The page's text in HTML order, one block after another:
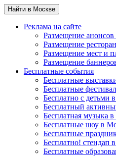
Найти в Москве
Реклама на сайте
Размещение
Размещение
Размещение мест и
Размещение
Бесплатные события
Бесплатные
Бесплатные
Бесплатно с детьми
Бесплатный
Бесплатная музыка
Бесплатные шоу в
Бесплатные
Бесплатно! стендап
Бесплатные